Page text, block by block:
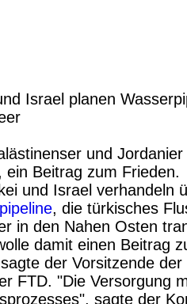
Israel planen
und
ein Beitrag zum Frieden.
und Israel verhandeln
, die türkisches
in den Nahen Osten
damit einen Beitrag
der Vorsitzende
FTD. "Die Versorgung
sagte der